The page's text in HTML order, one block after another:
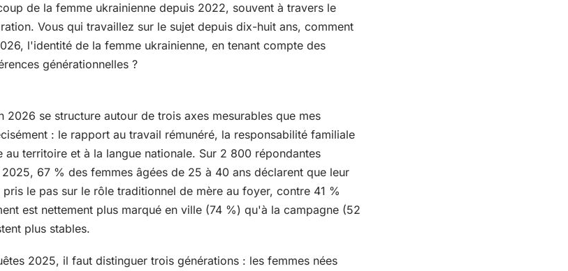
de la femme ukrainienne depuis 2022, souvent à travers le
Vous qui travaillez sur le sujet depuis dix-huit ans, comment
l'identité de la femme ukrainienne, en tenant compte des
générationnelles ?
2026 se structure autour de trois axes mesurables que mes
: le rapport au travail rémunéré, la responsabilité familiale
territoire et à la langue nationale. Sur 2 800 répondantes
67 % des femmes âgées de 25 à 40 ans déclarent que leur
le pas sur le rôle traditionnel de mère au foyer, contre 41 %
est nettement plus marqué en ville (74 %) qu'à la campagne (52
plus stables.
2025, il faut distinguer trois générations : les femmes nées